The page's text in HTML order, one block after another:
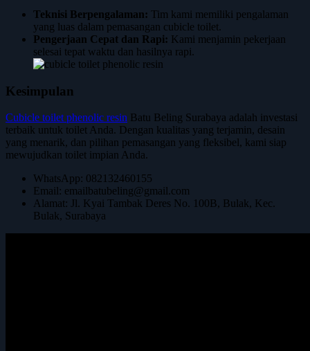
Teknisi Berpengalaman: Tim kami memiliki pengalaman
yang luas dalam pemasangan cubicle toilet.
Pengerjaan Cepat dan Rapi: Kami menjamin pekerjaan
selesai tepat waktu dan hasilnya rapi.
Kesimpulan
Cubicle toilet phenolic resin Batu Beling Surabaya adalah investasi
terbaik untuk toilet Anda. Dengan kualitas yang terjamin, desain
yang menarik, dan pilihan pemasangan yang fleksibel, kami siap
mewujudkan toilet impian Anda.
WhatsApp: 082132460155
Email: emailbatubeling@gmail.com
Alamat: Jl. Kyai Tambak Deres No. 100B, Bulak, Kec.
Bulak, Surabaya